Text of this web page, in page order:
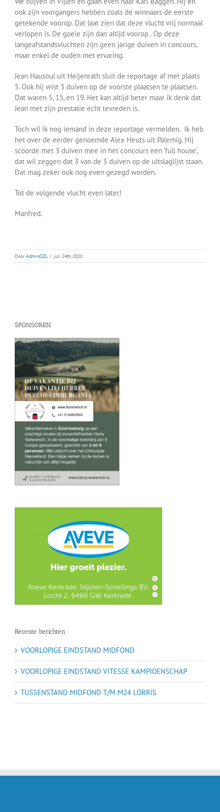
ook zijn voorgangers hebben zoals de winnaars de eerste
getekende voorop. Dat laat zien dat deze vlucht vrij normaal
verlopen is. De goeie zijn dan altijd voorop . Op deze
langeafstandsvluchten zijn geen jarige duiven in concours,
maar enkel de ouden met ervaring.
Jean Hausoul uit Heijenrath sluit de reportage af met plaats
5. Ook hij wist 3 duiven op de voorste plaatsen te plaatsen.
Dat waren 5, 15, en 19. Het kan altijd beter maar ik denk dat
Jean met zijn prestatie echt tevreden is.
Toch wil ik nog iemand in deze reportage vermelden. Ik heb
het over de eerder genoemde Alex Heuts uit Palemig. Hij
scoorde met 3 duiven mee in het concours een ‘full house’,
dat wil zeggen dat 3 van de 3 duiven op de uitslaglijst staan.
Dat mag zeker ook nog even gezegd worden.
Tot de volgende vlucht even later!
Manfred.
DoorAdminOZL | juli 24th, 2020
SPONSOREN
Recente berichten
VOORLOPIGE EINDSTAND MIDFOND
VOORLOPIGE EINDSTAND VITESSE KAMPIOENSCHAP
TUSSENSTAND MIDFOND T/M M24 LORRIS